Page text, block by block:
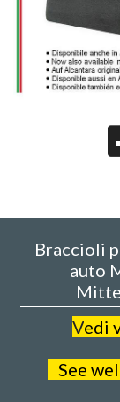
Braccioli
auto
Vedi
See